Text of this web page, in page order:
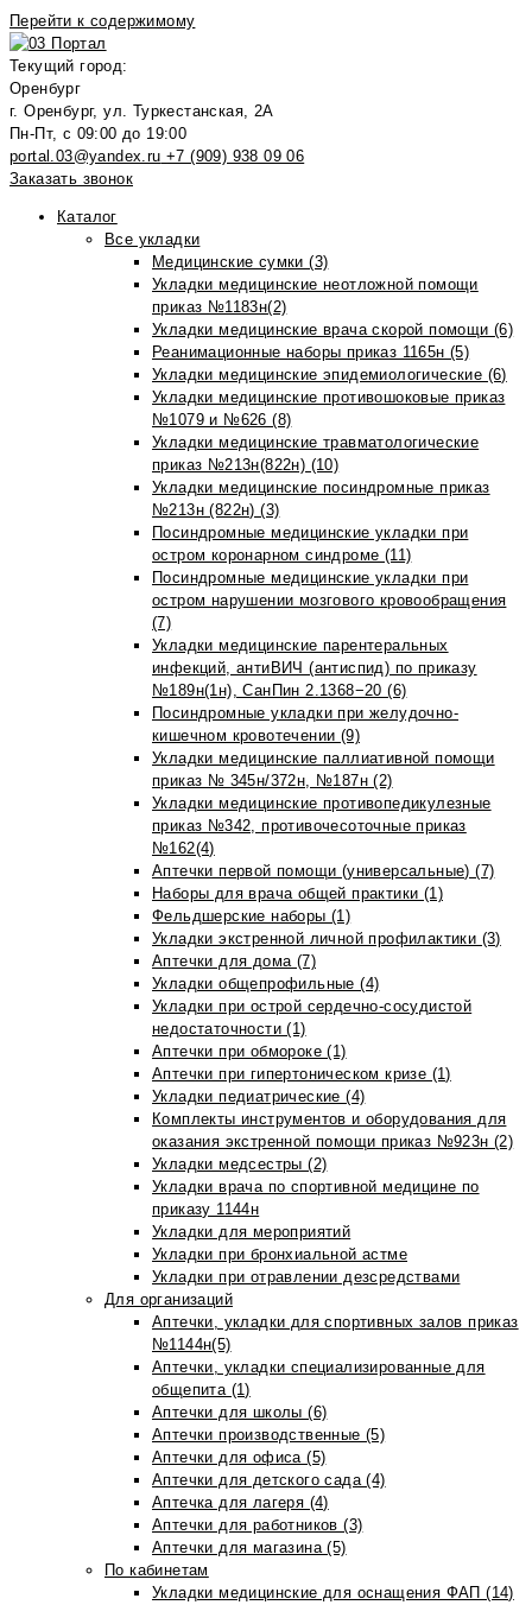
Перейти к содержимому
Текущий город:
Оренбург
г. Оренбург, ул. Туркестанская, 2А
Пн-Пт, с 09:00 до 19:00
portal.03@yandex.ru +7 (909) 938 09 06
Заказать звонок
Каталог
Все укладки
Медицинские сумки (3)
Укладки медицинские неотложной помощи
приказ №1183н(2)
Укладки медицинские врача скорой помощи (6)
Реанимационные наборы приказ 1165н (5)
Укладки медицинские эпидемиологические (6)
Укладки медицинские противошоковые приказ
№1079 и №626 (8)
Укладки медицинские травматологические
приказ №213н(822н) (10)
Укладки медицинские посиндромные приказ
№213н (822н) (3)
Посиндромные медицинские укладки при
остром коронарном синдроме (11)
Посиндромные медицинские укладки при
остром нарушении мозгового кровообращения
(7)
Укладки медицинские парентеральных
инфекций, антиВИЧ (антиспид) по приказу
№189н(1н), СанПин 2.1368−20 (6)
Посиндромные укладки при желудочно-
кишечном кровотечении (9)
Укладки медицинские паллиативной помощи
приказ № 345н/372н, №187н (2)
Укладки медицинские противопедикулезные
приказ №342, противочесоточные приказ
№162(4)
Аптечки первой помощи (универсальные) (7)
Наборы для врача общей практики (1)
Фельдшерские наборы (1)
Укладки экстренной личной профилактики (3)
Аптечки для дома (7)
Укладки общепрофильные (4)
Укладки при острой сердечно-сосудистой
недостаточности (1)
Аптечки при обмороке (1)
Аптечки при гипертоническом кризе (1)
Укладки педиатрические (4)
Комплекты инструментов и оборудования для
оказания экстренной помощи приказ №923н (2)
Укладки медсестры (2)
Укладки врача по спортивной медицине по
приказу 1144н
Укладки для мероприятий
Укладки при бронхиальной астме
Укладки при отравлении дезсредствами
Для организаций
Аптечки, укладки для спортивных залов приказ
№1144н(5)
Аптечки, укладки специализированные для
общепита (1)
Аптечки для школы (6)
Аптечки производственные (5)
Аптечки для офиса (5)
Аптечки для детского сада (4)
Аптечка для лагеря (4)
Аптечки для работников (3)
Аптечки для магазина (5)
По кабинетам
Укладки медицинские для оснащения ФАП (14)